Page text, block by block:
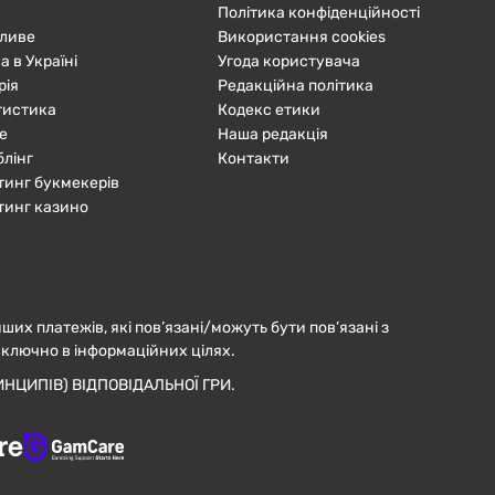
в Україні
букмекерів
казино
Політика конфіденційності
Використання cookies
Угода користувача
Редакційна політика
Кодекс етики
Наша редакція
Контакти
платежів, які пов’язані/можуть бути пов’язані з
в інформаційних цілях.
ВІДПОВІДАЛЬНОЇ ГРИ.